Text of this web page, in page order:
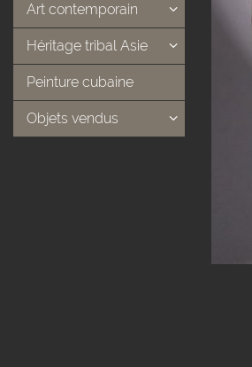
Art contemporain
Héritage tribal Asie
Peinture cubaine
Objets vendus